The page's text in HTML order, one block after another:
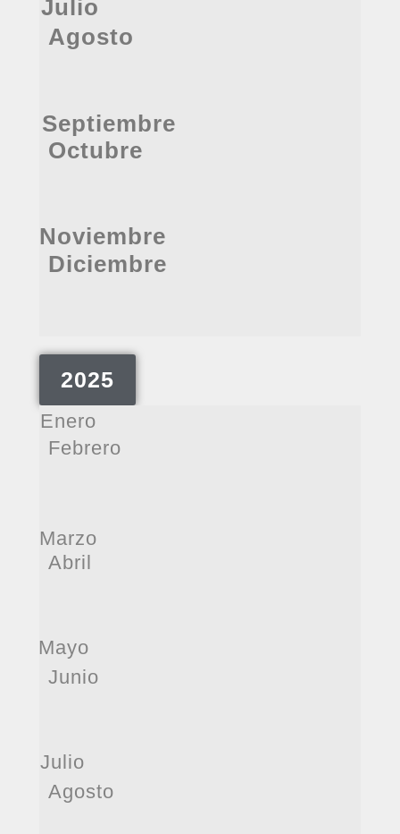
Julio
Agosto
Septiembre
Octubre
Noviembre
Diciembre
2025
Enero
Febrero
Marzo
Abril
Mayo
Junio
Julio
Agosto